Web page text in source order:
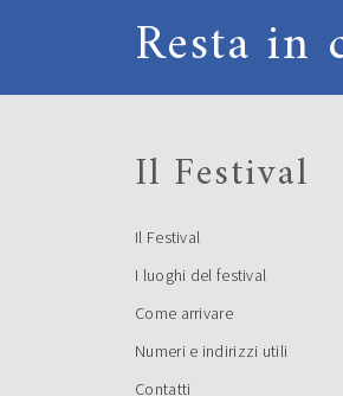
Resta in
Il Festival
Il Festival
I luoghi del festival
Come arrivare
Numeri e indirizzi utili
Contatti